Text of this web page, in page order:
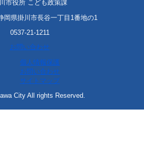
市役所 こども政策課
岡県掛川市長谷一丁目1番地の1
0537-21-1211
お問い合わせ
個人情報保護
お問い合わせ
サイトマップ
City All rights Reserved.